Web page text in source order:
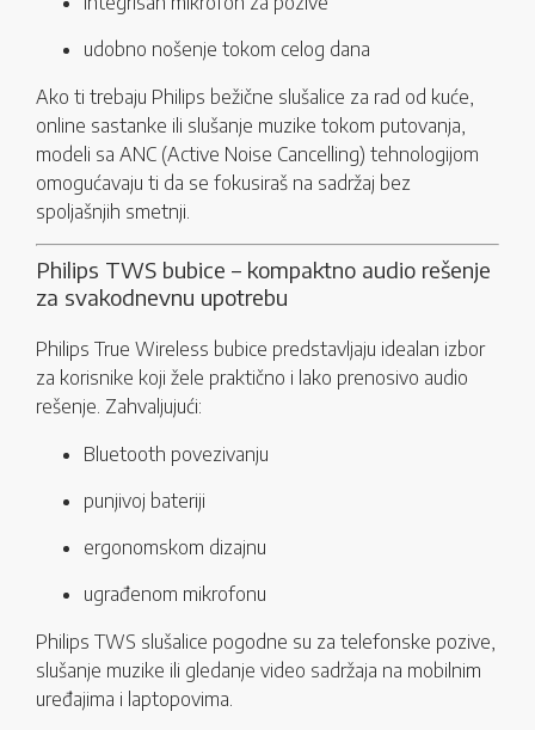
udobno nošenje tokom celog dana
Ako ti trebaju Philips bežične slušalice za rad od kuće,
online sastanke ili slušanje muzike tokom putovanja,
modeli sa ANC (Active Noise Cancelling) tehnologijom
omogućavaju ti da se fokusiraš na sadržaj bez
spoljašnjih smetnji.
Philips TWS bubice – kompaktno audio rešenje
za svakodnevnu upotrebu
Philips True Wireless bubice predstavljaju idealan izbor
za korisnike koji žele praktično i lako prenosivo audio
rešenje. Zahvaljujući:
Bluetooth povezivanju
punjivoj bateriji
ergonomskom dizajnu
ugrađenom mikrofonu
Philips TWS slušalice pogodne su za telefonske pozive,
slušanje muzike ili gledanje video sadržaja na mobilnim
uređajima i laptopovima.